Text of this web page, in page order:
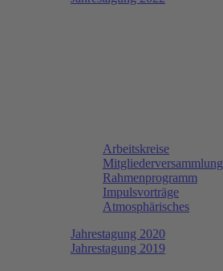
Arbeitskreise
Mitgliederversammlung
Rahmenprogramm
Impulsvorträge
Atmosphärisches
Jahrestagung 2020
Jahrestagung 2019